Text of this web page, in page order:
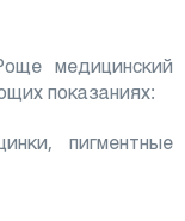
медицинский
показаниях:
пигментные